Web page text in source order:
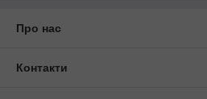
Про нас
Контакти